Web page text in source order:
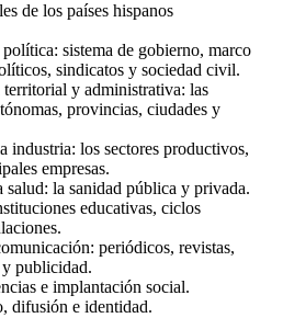
de los países hispanos
sistema de gobierno, marco
sindicatos y sociedad civil.
y administrativa: las
provincias, ciudades y
industria: los sectores productivos,
empresas.
la sanidad pública y privada.
educativas, ciclos
periódicos, revistas,
publicidad.
e implantación social.
difusión e identidad.